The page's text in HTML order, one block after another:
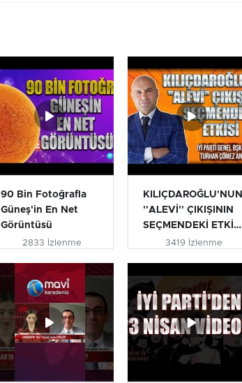
90 Bin Fotoğrafla
Güneş'in En Net
Görüntüsü
2833 İzlenme
KILIÇDAROĞLU'NUN
''ALEVİ'' ÇIKIŞININ
SEÇMENDEKİ ETKİSİ
3419 İzlenme